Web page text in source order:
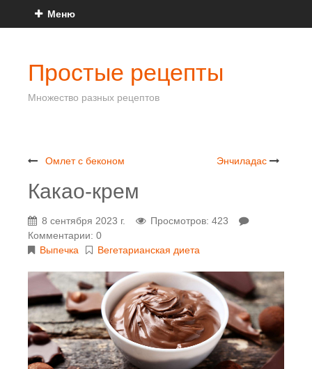
Меню
Простые рецепты
Множество разных рецептов
Омлет с беконом Энчиладас
Какао-крем
8 сентября 2023 г.
Просмотров: 423
Комментарии: 0
Выпечка
Вегетарианская диета